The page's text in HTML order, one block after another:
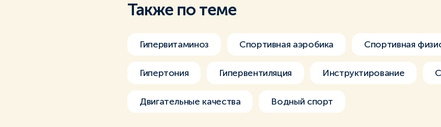
Также по теме
Гипервитаминоз Спортивная аэробика Спортивная
Гипертония Гипервентиляция Инструктирование
Двигательные качества Водный спорт